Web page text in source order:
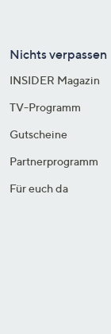
Nichts verpassen
INSIDER Magazin
TV-Programm
Gutscheine
Partnerprogramm
Für euch da